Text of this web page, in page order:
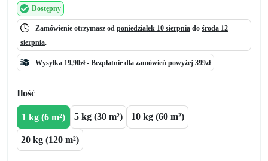
Dostępny
Zamówienie otrzymasz od poniedziałek 10 sierpnia do środa 12
sierpnia.
Wysyłka 19,90zł - Bezpłatnie dla zamówień powyżej 399zł
Ilość
1 kg (6 m²) 5 kg (30 m²) 10 kg (60 m²)
20 kg (120 m²)